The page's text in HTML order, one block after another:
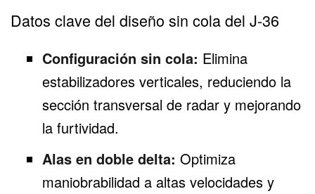
Datos clave del diseño sin cola del J-36
Configuración sin cola: Elimina
estabilizadores verticales, reduciendo la
sección transversal de radar y mejorando
la furtividad.
Alas en doble delta: Optimiza
maniobrabilidad a altas velocidades y